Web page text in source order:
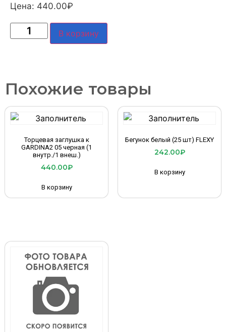
Цена: 440.00₽
В корзину
Похожие товары
Торцевая заглушка к
GARDINA2 05 черная (1
внутр./1 внеш.)
440.00₽
В корзину
Бегунок белый (25 шт) FLEXY
242.00₽
В корзину